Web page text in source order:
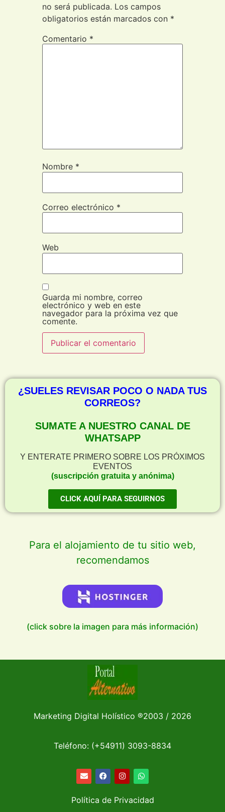
no será publicada. Los campos
obligatorios están marcados con *
Comentario *
Nombre *
Correo electrónico *
Web
Guarda mi nombre, correo
electrónico y web en este
navegador para la próxima vez que
comente.
¿SUELES REVISAR POCO O NADA TUS
CORREOS?
SUMATE A NUESTRO CANAL DE
WHATSAPP
Y ENTERATE PRIMERO SOBRE LOS PRÓXIMOS
EVENTOS
(suscripción gratuita y anónima)
CLICK AQUÍ PARA SEGUIRNOS
Para el alojamiento de tu sitio web,
recomendamos
(click sobre la imagen para más información)
Marketing Digital Holístico ®2003 / 2026
Teléfono: (+54911) 3093-8834
Política de Privacidad